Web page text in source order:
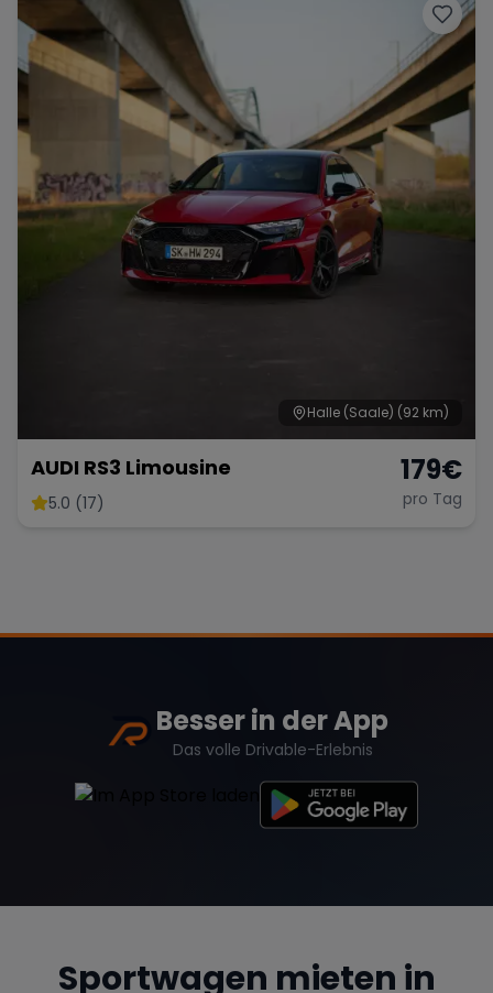
Halle (Saale) (92 km)
AUDI RS3 Limousine
5.0 (17)
179€
pro Tag
Besser in der App
Das volle Drivable-Erlebnis
Sportwagen mieten in